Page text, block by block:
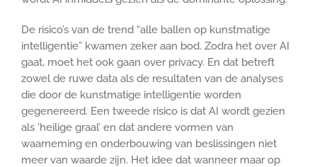
De risico’s van de trend “alle ballen op kunstmatige
intelligentie” kwamen zeker aan bod. Zodra het over AI
gaat, moet het ook gaan over privacy. En dat betreft
zowel de ruwe data als de resultaten van de analyses
die door de kunstmatige intelligentie worden
gegenereerd. Een tweede risico is dat AI wordt gezien
als ‘heilige graal’ en dat andere vormen van
waarneming en onderbouwing van beslissingen niet
meer van waarde zijn. Het idee dat wanneer maar op